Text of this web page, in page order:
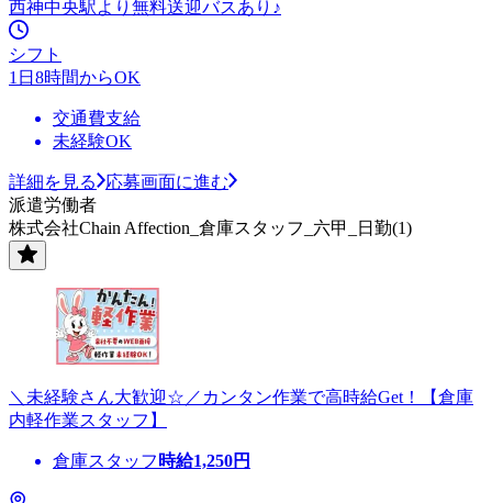
西神中央駅より無料送迎バスあり♪
シフト
1日8時間からOK
交通費支給
未経験OK
詳細を見る
応募画面に進む
派遣労働者
株式会社Chain Affection_倉庫スタッフ_六甲_日勤(1)
＼未経験さん大歓迎☆／カンタン作業で高時給Get！【倉庫
内軽作業スタッフ】
倉庫スタッフ 時給1,250円